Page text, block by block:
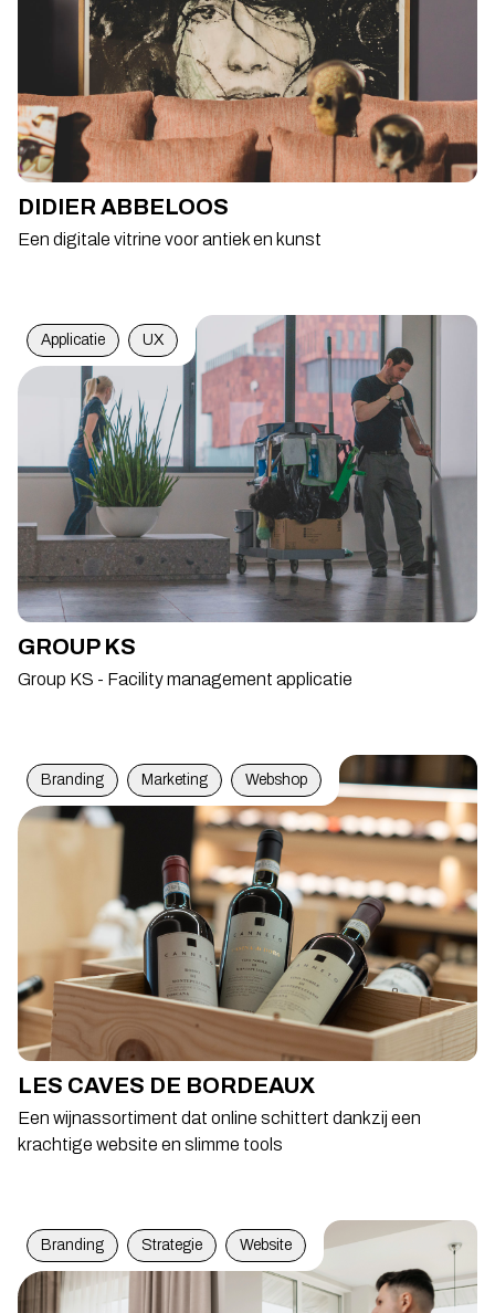
DIDIER ABBELOOS
Een digitale vitrine voor antiek en kunst
Applicatie UX
GROUP KS
Group KS - Facility management applicatie
Branding Marketing Webshop
LES CAVES DE BORDEAUX
Een wijnassortiment dat online schittert dankzij een
krachtige website en slimme tools
Branding Strategie Website